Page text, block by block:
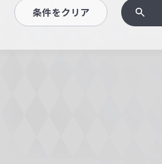
条件をクリア